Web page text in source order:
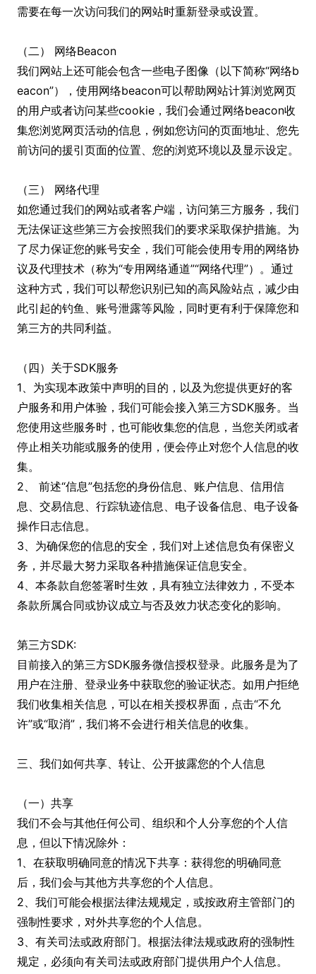
需要在每一次访问我们的网站时重新登录或设置。
（二） 网络Beacon
我们网站上还可能会包含一些电子图像（以下简称“网络b
eacon”），使用网络beacon可以帮助网站计算浏览网页
的用户或者访问某些cookie，我们会通过网络beacon收
集您浏览网页活动的信息，例如您访问的页面地址、您先
前访问的援引页面的位置、您的浏览环境以及显示设定。
（三） 网络代理
如您通过我们的网站或者客户端，访问第三方服务，我们
无法保证这些第三方会按照我们的要求采取保护措施。为
了尽力保证您的账号安全，我们可能会使用专用的网络协
议及代理技术（称为“专用网络通道”“网络代理”）。通过
这种方式，我们可以帮您识别已知的高风险站点，减少由
此引起的钓鱼、账号泄露等风险，同时更有利于保障您和
第三方的共同利益。
（四）关于SDK服务
1、为实现本政策中声明的目的，以及为您提供更好的客
户服务和用户体验，我们可能会接入第三方SDK服务。当
您使用这些服务时，也可能收集您的信息，当您关闭或者
停止相关功能或服务的使用，便会停止对您个人信息的收
集。
2、 前述“信息”包括您的身份信息、账户信息、信用信
息、交易信息、行踪轨迹信息、电子设备信息、电子设备
操作日志信息。
3、为确保您的信息的安全，我们对上述信息负有保密义
务，并尽最大努力采取各种措施保证信息安全。
4、本条款自您签署时生效，具有独立法律效力，不受本
条款所属合同或协议成立与否及效力状态变化的影响。
第三方SDK:
目前接入的第三方SDK服务微信授权登录。此服务是为了
用户在注册、登录业务中获取您的验证状态。如用户拒绝
我们收集相关信息，可以在相关授权界面，点击“不允
许”或“取消”，我们将不会进行相关信息的收集。
三、我们如何共享、转让、公开披露您的个人信息
（一）共享
我们不会与其他任何公司、组织和个人分享您的个人信
息，但以下情况除外：
1、在获取明确同意的情况下共享：获得您的明确同意
后，我们会与其他方共享您的个人信息。
2、我们可能会根据法律法规规定，或按政府主管部门的
强制性要求，对外共享您的个人信息。
3、有关司法或政府部门。根据法律法规或政府的强制性
规定，必须向有关司法或政府部门提供用户个人信息。